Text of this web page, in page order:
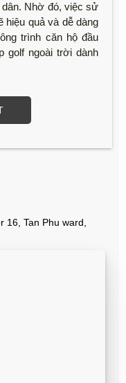
Nhờ đó, việc sử
hiệu quả và dễ dàng
trình căn hộ đầu
golf ngoài trời dành
16, Tan Phu ward,